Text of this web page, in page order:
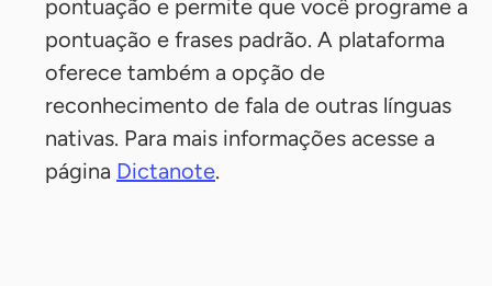
pontuação e permite que você programe a
pontuação e frases padrão. A plataforma
oferece também a opção de
reconhecimento de fala de outras línguas
nativas. Para mais informações acesse a
página Dictanote.